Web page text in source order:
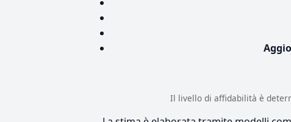
Il livello di affidabilità è